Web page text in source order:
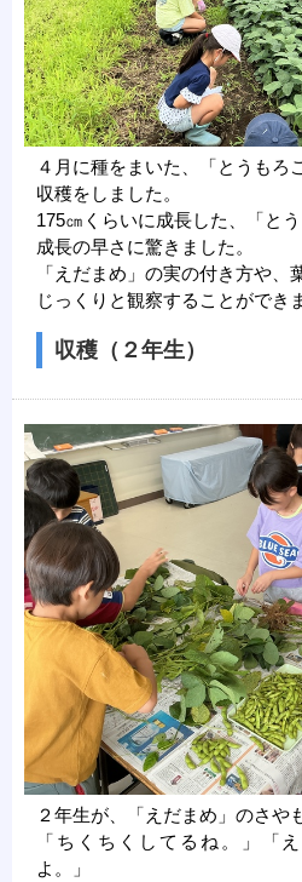
４月に種をまいた、「とうもろ
収穫をしました。
175㎝くらいに成長した、「と
成長の早さに驚きました。
「えだまめ」の実の付き方や、
じっくりと観察することができ
収穫（２年生）
２年生が、「えだまめ」のさや
「ちくちくしてるね。」「
よ。」